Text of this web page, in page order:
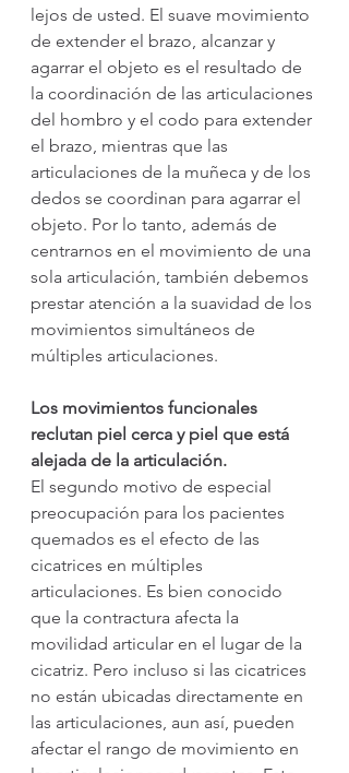
lejos de usted. El suave movimiento
de extender el brazo, alcanzar y
agarrar el objeto es el resultado de
la coordinación de las articulaciones
del hombro y el codo para extender
el brazo, mientras que las
articulaciones de la muñeca y de los
dedos se coordinan para agarrar el
objeto. Por lo tanto, además de
centrarnos en el movimiento de una
sola articulación, también debemos
prestar atención a la suavidad de los
movimientos simultáneos de
múltiples articulaciones.
Los movimientos funcionales
reclutan piel cerca y piel que está
alejada de la articulación.
El segundo motivo de especial
preocupación para los pacientes
quemados es el efecto de las
cicatrices en múltiples
articulaciones. Es bien conocido
que la contractura afecta la
movilidad articular en el lugar de la
cicatriz. Pero incluso si las cicatrices
no están ubicadas directamente en
las articulaciones, aun así, pueden
afectar el rango de movimiento en